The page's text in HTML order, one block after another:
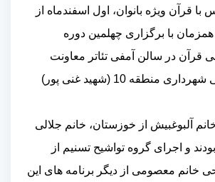
قرآن ویژه بانوان، اول اسفندماه از
ساعت 9:30 تا 11 همزمان با برگزاری چهلمین دوره
قرآن در سالن آمفی تئاتر معاونت
فرهنگی و اجتماعی شهرداری منطقه 10 (شهید غنی پور)
آلبوغبیش از خوزستان، خانم جلالی
و اجرای گروه تواشیح تسنیم از
خانم معصومی از دیگر برنامه های این